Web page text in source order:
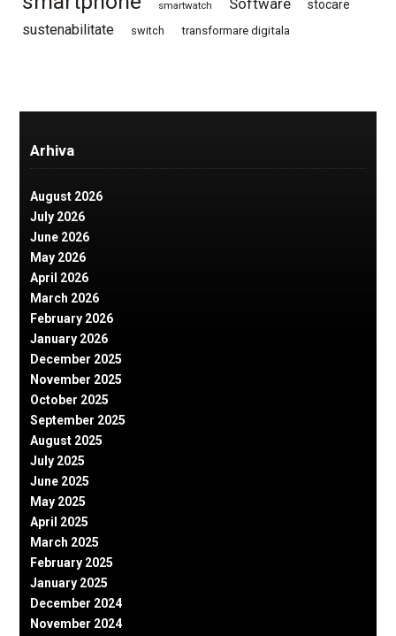
smartwatch stocare
sustenabilitate switch transformare digitala
Arhiva
August 2026
July 2026
June 2026
May 2026
April 2026
March 2026
February 2026
January 2026
December 2025
November 2025
October 2025
September 2025
August 2025
July 2025
June 2025
May 2025
April 2025
March 2025
February 2025
January 2025
December 2024
November 2024